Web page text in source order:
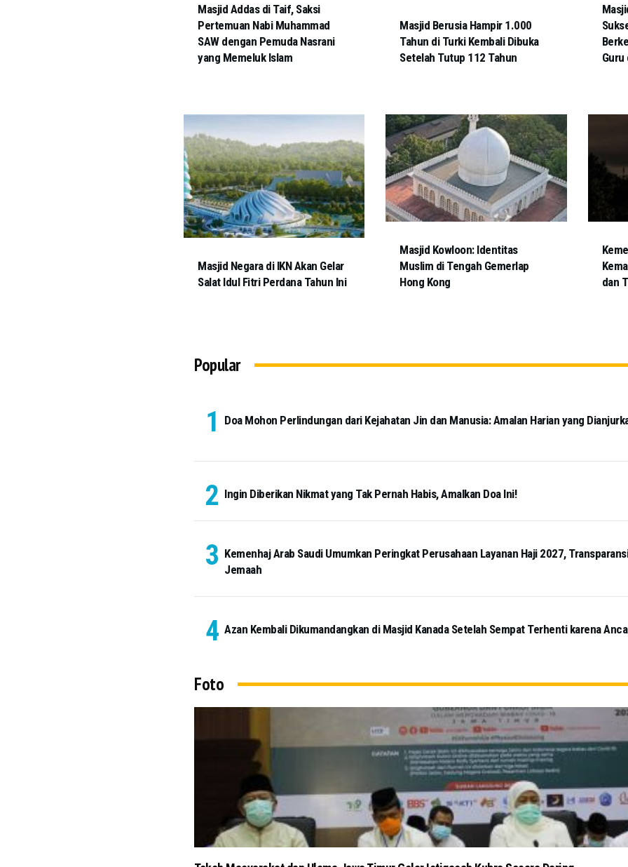
Masjid Addas di Taif, Saksi
Pertemuan Nabi Muhammad
SAW dengan Pemuda Nasrani
yang Memeluk Islam
Masjid Berusia Hampir 1.000
Tahun di Turki Kembali Dibuka
Setelah Tutup 112 Tahun
Masjid Negara di IKN Akan Gelar
Salat Idul Fitri Perdana Tahun Ini
Masjid Kowloon: Identitas
Muslim di Tengah Gemerlap
Hong Kong
dan
Popular
Doa Mohon Perlindungan dari Kejahatan Jin dan Manusia: Amalan Harian yang
Ingin Diberikan Nikmat yang Tak Pernah Habis, Amalkan Doa Ini!
Kemenhaj Arab Saudi Umumkan Peringkat Perusahaan Layanan Haji 2027,
Jemaah
Azan Kembali Dikumandangkan di Masjid Kanada Setelah Sempat Terhenti karena
Foto